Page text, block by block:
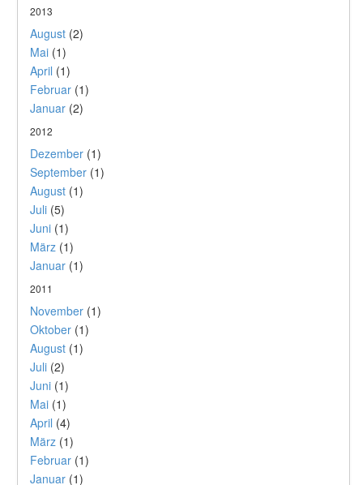
2013
August (2)
Mai (1)
April (1)
Februar (1)
Januar (2)
2012
Dezember (1)
September (1)
August (1)
Juli (5)
Juni (1)
März (1)
Januar (1)
2011
November (1)
Oktober (1)
August (1)
Juli (2)
Juni (1)
Mai (1)
April (4)
März (1)
Februar (1)
Januar (1)